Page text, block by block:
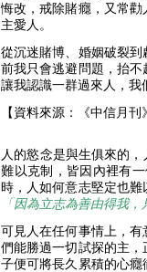
悔改，戒除賭癮，又常
主愛人。
從沉迷賭博、婚姻破裂
前我只會逃避問題，抬
讓我認識一群過來人，我
【資料來源：《中信月
人的慾念是與生俱來的
難以克制，皆因內裡有
時，人如何意志堅定也難
「因為立志為善由得我
可見人在任何事情上，
們能勝過一切試探的主，
子便可將長久累積的心